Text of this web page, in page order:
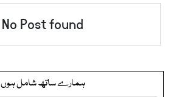
No Post found
ہمارے ساتھ شامل ہوں